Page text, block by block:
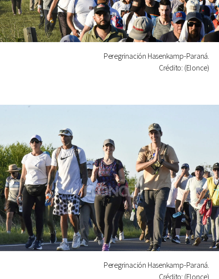
Peregrinación Hasenkamp-Paraná.
Crédito: (Elonce)
Peregrinación Hasenkamp-Paraná.